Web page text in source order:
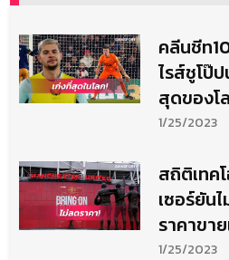
คลีนชีท
ไรส์ชูโป๊
สุดของโ
1/25/2023
สถิติเทค
เซอร์ยัน
ราคาขา
1/25/2023